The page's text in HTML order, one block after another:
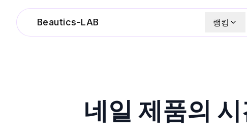
Beautics-LAB 랭킹
네일 제품의